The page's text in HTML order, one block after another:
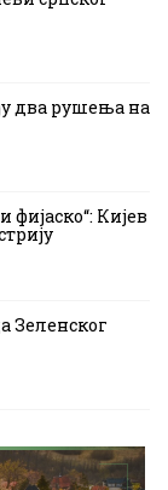
два рушења на
фијаско“: Кијев
Зеленског